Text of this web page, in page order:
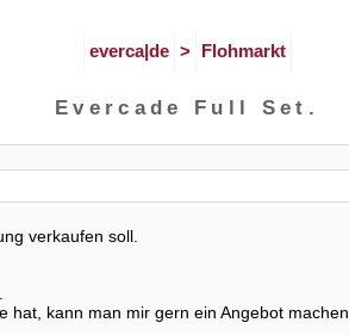
everca|de > Flohmarkt
Evercade Full Set.
verkaufen soll.
kann man mir gern ein Angebot machen.